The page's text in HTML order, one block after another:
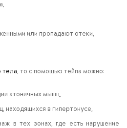
или пропадают отеки,
тела, то с помощью тейпа можно:
атоничных мышц,
находящихся в гипертонусе,
в тех зонах, где есть нарушение